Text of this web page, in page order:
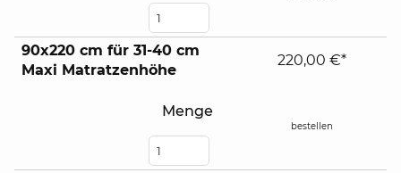
90x220 cm für 31-40 cm
Maxi Matratzenhöhe
Menge
220,00 €*
bestellen